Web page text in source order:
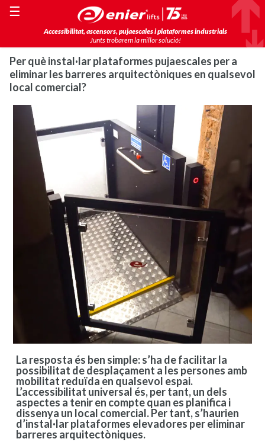
Accessibilitat, ascensors, pujaescales i plataformes industrials
Junts trobarem la millor solució!
☰
Per què instal·lar plataformes pujaescales per a
eliminar les barreres arquitectòniques en qualsevol
local comercial?
La resposta és ben simple: s’ha de facilitar la
possibilitat de desplaçament a les persones amb
mobilitat reduïda en qualsevol espai.
L’accessibilitat universal és, per tant, un dels
aspectes a tenir en compte quan es planifica i
dissenya un local comercial. Per tant, s’haurien
d’instal·lar plataformes elevadores per eliminar
barreres arquitectòniques.